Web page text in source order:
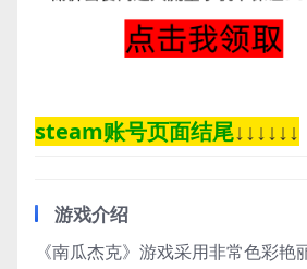
steam账号页面结尾↓↓↓↓↓↓
游戏介绍
《南瓜杰克》游戏采用非常色彩艳